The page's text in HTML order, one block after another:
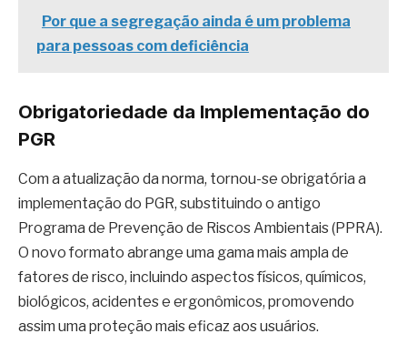
Por que a segregação ainda é um problema
para pessoas com deficiência
Obrigatoriedade da Implementação do
PGR
Com a atualização da norma, tornou-se obrigatória a
implementação do PGR, substituindo o antigo
Programa de Prevenção de Riscos Ambientais (PPRA).
O novo formato abrange uma gama mais ampla de
fatores de risco, incluindo aspectos físicos, químicos,
biológicos, acidentes e ergonômicos, promovendo
assim uma proteção mais eficaz aos usuários.